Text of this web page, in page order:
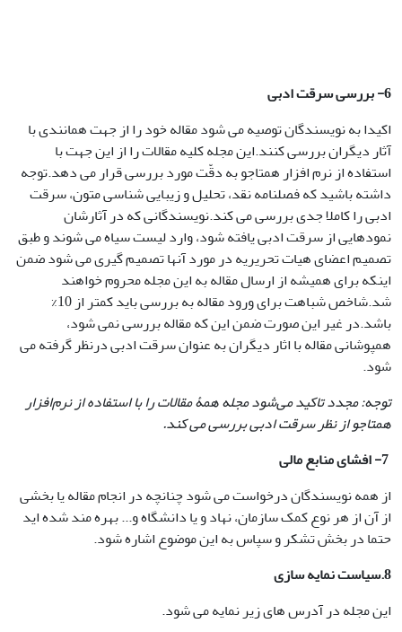
6- بررسی سرقت ادبی
اکیدا به نویسندگان توصیه می شود مقاله خود را از جهت همانندی با
آثار دیگران بررسی کنند.این مجله کلیه مقالات را از این جهت با
استفاده از نرم افزار همتاجو به دقّت مورد بررسی قرار می دهد.توجه
داشته باشید که فصلنامه نقد، تحلیل و زیبایی شناسی متون، سرقت
ادبی را کاملا جدی بررسی می کند.نویسندگانی که در آثارشان
نمودهایی از سرقت ادبی یافته شود، وارد لیست سیاه می شوند و طبق
تصمیم اعضای هیات تحریریه در مورد آنها تصمیم گیری می شود ضمن
اینکه برای همیشه از ارسال مقاله به این مجله محروم خواهند
شد.شاخص شباهت برای ورود مقاله به بررسی باید کمتر از 10%
باشد.در غیر این صورت ضمن این که مقاله بررسی نمی شود،
همپوشانی مقاله با اثار دیگران به عنوان سرقت ادبی درنظر گرفته می
شود.
توجه: مجدد تاکید می‌شود مجله همۀ مقالات را با استفاده از نرم‌افزار
همتاجو از نظر سرقت ادبی بررسی می کند.
از همه نویسندگان درخواست می شود چنانچه در انجام مقاله یا بخشی
از آن از هر نوع کمک سازمان، نهاد و یا دانشگاه و... بهره مند شده اید
حتما در بخش تشکر و سپاس به این موضوع اشاره شود.
8.سیاست نمایه سازی
این مجله در آدرس های زیر نمایه می شود.